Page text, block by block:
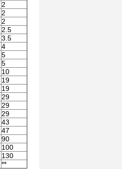
2
2
2
2.5
3.5
4
5
5
10
19
19
29
29
29
43
47
90
100
130
**